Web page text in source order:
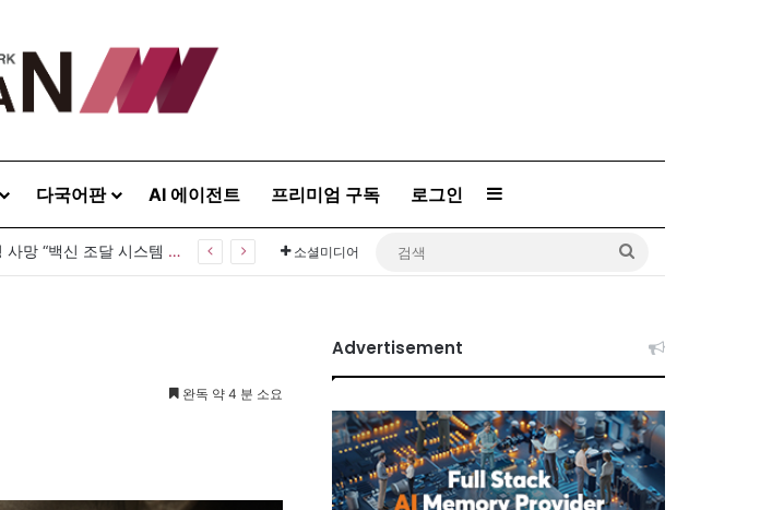
다국어판 AI 에이전트 프리미엄 구독 로그인 Sidebar
소셜미디어
완독 약 4 분 소요
Advertisement